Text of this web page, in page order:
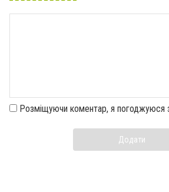
Розміщуючи коментар, я погоджуюся
Додати